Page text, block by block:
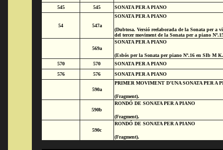
545
545 SONATA PER A PIANO
54 547a
SONATA PER A PIANO
(Dubtosa. Versió reelaborada de la Sonata per
del tercer moviment de la Sonata per a piano
569a
SONATA PER A PIANO
(Esbós per la Sonata per piano Nº.16 en SIb M
570
570
SONATA PER A PIANO
576
576 SONATA PER A PIANO
590a
PRIMER MOVIMENT D'UNA SONATA PER A
(Fragment).
590b
RONDÓ DE SONATA PER A PIANO
(Fragment).
590c
RONDÓ DE SONATA PER A PIANO
(Fragment).